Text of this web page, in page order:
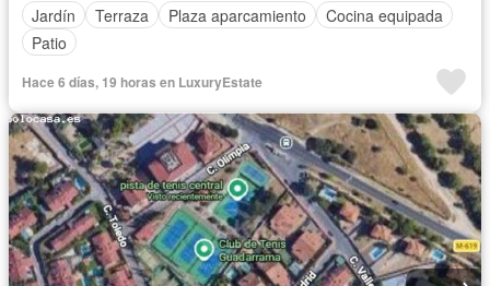
Jardín
Terraza Plaza aparcamiento
Cocina equipada
Patio
Hace 6 días, 19 horas en LuxuryEstate